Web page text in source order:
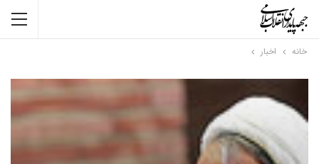
خانه اخبار